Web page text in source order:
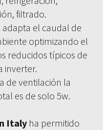
filtrado.
adapta el caudal de
optimizando el
reducidos típicos de
inverter.
de ventilación la
es de solo 5w.
Italy ha permitido